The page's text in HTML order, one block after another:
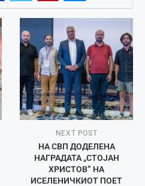
NEXT POST
НА СВП ДОДЕЛЕНА
НАГРАДАТА „СТОЈАН
ХРИСТОВ” НА
ИСЕЛЕНИЧКИОТ ПОЕТ